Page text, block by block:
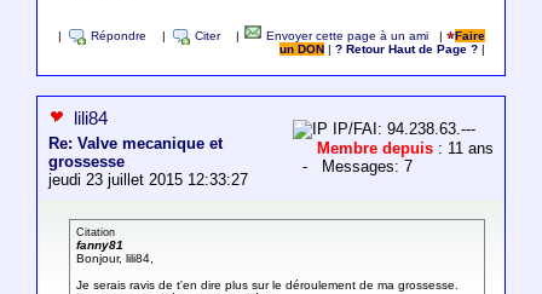
Répondre Citer Envoyer cette page à un ami |
Faire
un DON
|? Retour Haut de Page ?
lili84
Re: Valve mecanique et
grossesse
jeudi 23 juillet 2015 12:33:27
IP/FAI: 94.238.63.---
Membre depuis : 11 ans
- Messages: 7
Citation
fanny81
Bonjour, lili84,
Je serais ravis de t'en dire plus sur le déroulement de ma grossesse.